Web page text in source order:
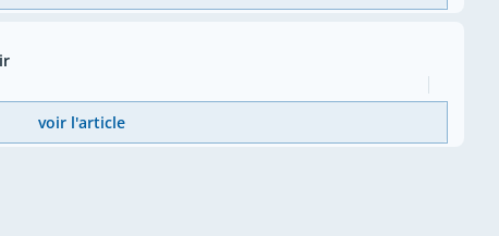
voir l'article